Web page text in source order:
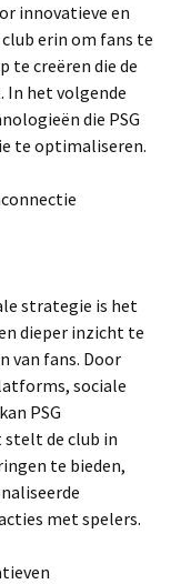
innovatieve en
erin om fans te
te creëren die de
In het volgende
die PSG
te optimaliseren.
strategie is het
dieper inzicht te
van fans. Door
sociale
PSG
stelt de club in
te bieden,
met spelers.